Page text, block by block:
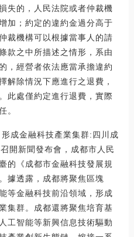
失的，人民法院或者仲裁機
加；約定的違約金過分高于
裁機構可以根據當事人的請
款之中所描述之情形，系由
，經營者依法應當承擔違約
解除情況下應進行之退費，
此處僅約定進行退費，實際
。
成金融科技產業集群:四川成
開新聞發布會，成都市人民
的《成都市金融科技發展規
據透露，成都將聚焦區塊
等金融科技前沿領域，形成
集群。成都還將聚焦培育基
工智能等新興信息技術驅動